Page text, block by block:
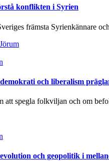
konflikten i Syrien
främsta Syrienkännare
och liberalism
att spegla folkviljan och om
och geopolitik i